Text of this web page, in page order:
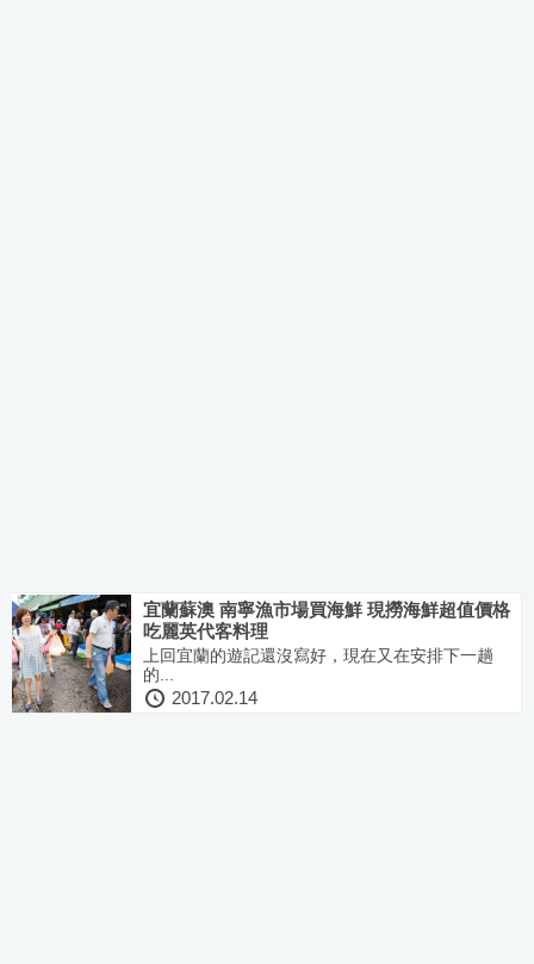
宜蘭蘇澳 南寧漁市場買海鮮 現撈海鮮超值價格
吃麗英代客料理
上回宜蘭的遊記還沒寫好，現在又在安排下一趟
的...
2017.02.14